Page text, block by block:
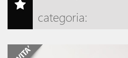
categoria: